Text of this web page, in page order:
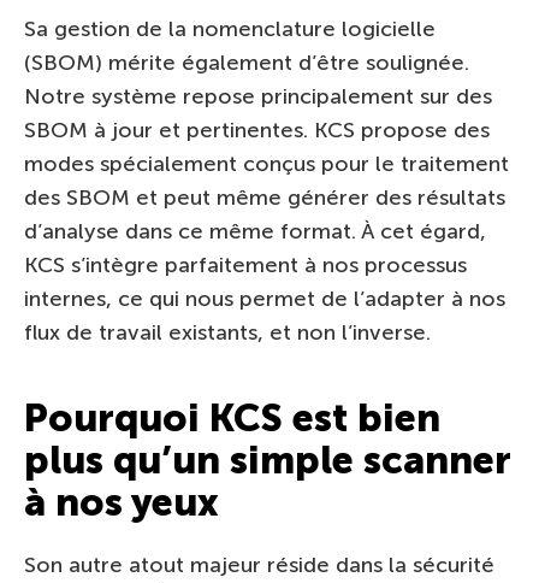
Sa gestion de la nomenclature logicielle
(SBOM) mérite également d’être soulignée.
Notre système repose principalement sur des
SBOM à jour et pertinentes. KCS propose des
modes spécialement conçus pour le traitement
des SBOM et peut même générer des résultats
d’analyse dans ce même format. À cet égard,
KCS s’intègre parfaitement à nos processus
internes, ce qui nous permet de l’adapter à nos
flux de travail existants, et non l’inverse.
Pourquoi KCS est bien
plus qu’un simple scanner
à nos yeux
Son autre atout majeur réside dans la sécurité